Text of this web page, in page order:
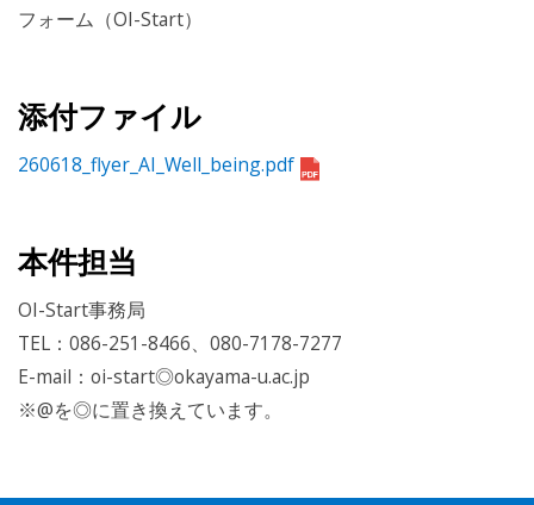
フォーム（OI-Start）
添付ファイル
260618_flyer_AI_Well_being.pdf
本件担当
OI-Start事務局
TEL：086-251-8466、080-7178-7277
E-mail：oi-start◎okayama-u.ac.jp
※@を◎に置き換えています。